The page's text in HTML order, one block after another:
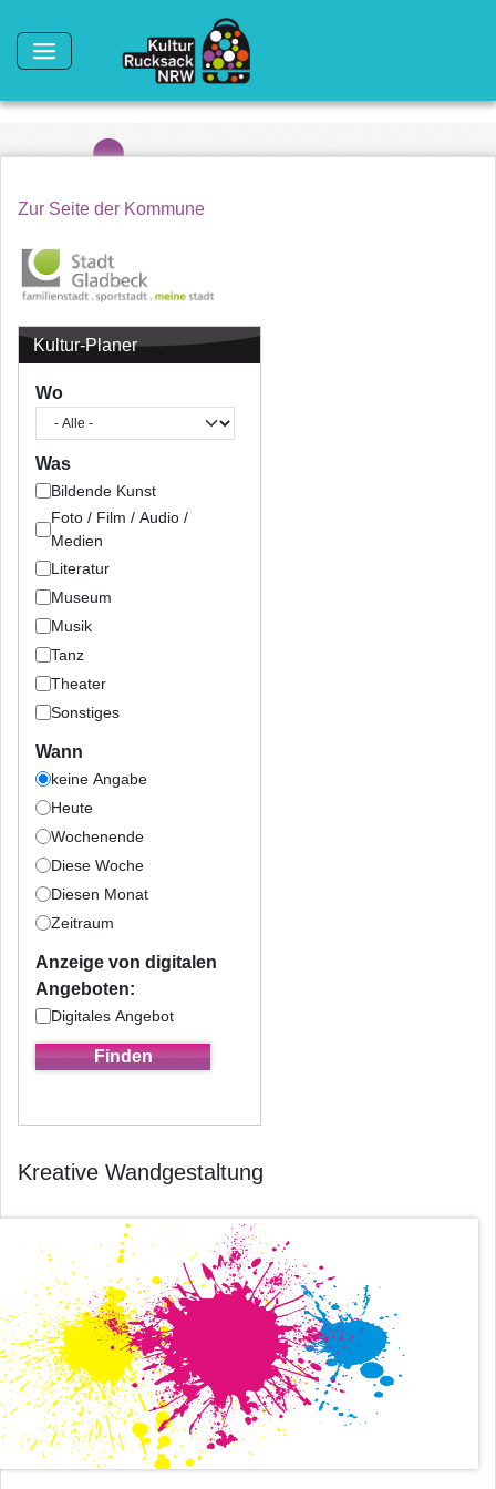
Zur Seite der Kommune
Kultur-Planer
Wo
Was
Bildende Kunst
Foto / Film / Audio /
Medien
Literatur
Museum
Musik
Tanz
Theater
Sonstiges
Wann
keine Angabe
Heute
Wochenende
Diese Woche
Diesen Monat
Zeitraum
Anzeige von digitalen
Angeboten:
Digitales Angebot
Kreative Wandgestaltung